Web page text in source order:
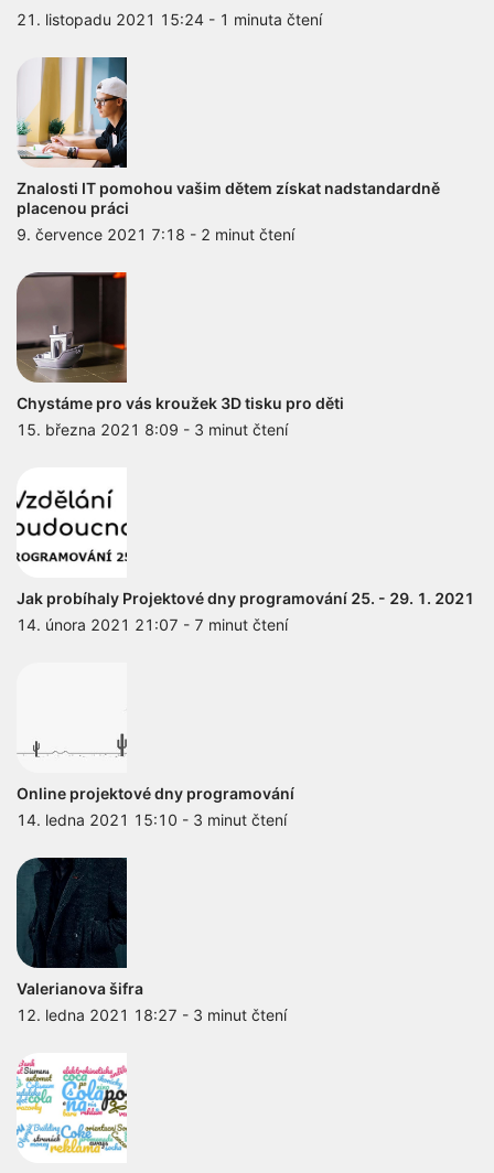
21. listopadu 2021 15:24 - 1 minuta čtení
Znalosti IT pomohou vašim dětem získat nadstandardně
placenou práci
9. července 2021 7:18 - 2 minut čtení
Chystáme pro vás kroužek 3D tisku pro děti
15. března 2021 8:09 - 3 minut čtení
Jak probíhaly Projektové dny programování 25. - 29. 1. 2021
14. února 2021 21:07 - 7 minut čtení
Online projektové dny programování
14. ledna 2021 15:10 - 3 minut čtení
Valerianova šifra
12. ledna 2021 18:27 - 3 minut čtení